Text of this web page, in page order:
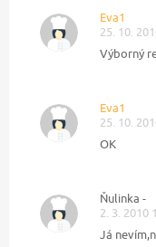
Eva1
25. 10.
Výborný
Eva1
25. 10.
OK
Ňulinka -
2. 3. 2010
Já